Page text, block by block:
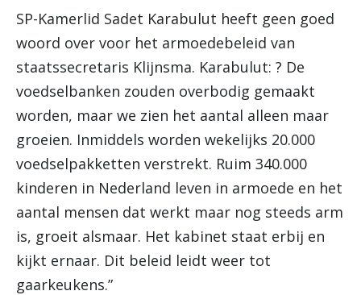
SP-Kamerlid Sadet Karabulut heeft geen goed
woord over voor het armoedebeleid van
staatssecretaris Klijnsma. Karabulut: ? De
voedselbanken zouden overbodig gemaakt
worden, maar we zien het aantal alleen maar
groeien. Inmiddels worden wekelijks 20.000
voedselpakketten verstrekt. Ruim 340.000
kinderen in Nederland leven in armoede en het
aantal mensen dat werkt maar nog steeds arm
is, groeit alsmaar. Het kabinet staat erbij en
kijkt ernaar. Dit beleid leidt weer tot
gaarkeukens.”